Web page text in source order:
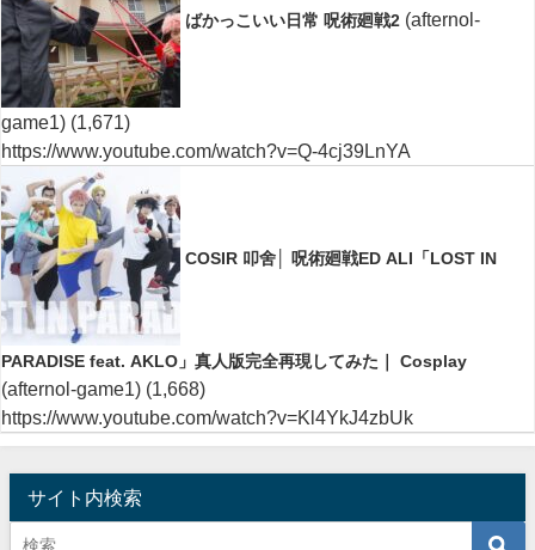
ばかっこいい日常 呪術廻戦2 (afternol-
game1) (1,671)
https://www.youtube.com/watch?v=Q-4cj39LnYA
COSIR 叩舍│ 呪術廻戦ED ALI「LOST IN
PARADISE feat. AKLO」真人版完全再現してみた｜ Cosplay
(afternol-game1) (1,668)
https://www.youtube.com/watch?v=Kl4YkJ4zbUk
サイト内検索